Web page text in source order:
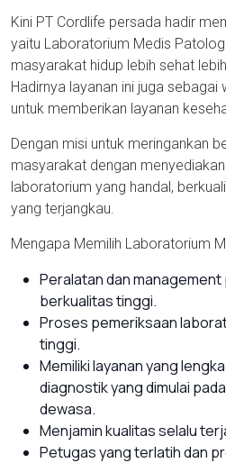
Kini PT Cordlife persada hadir
yaitu Laboratorium Medis
masyarakat hidup lebih sehat
Hadirnya layanan ini juga
untuk memberikan layanan
Dengan misi untuk meringankan
masyarakat dengan
laboratorium yang handal,
yang terjangkau.
Mengapa Memilih Laboratorium
Peralatan dan
berkualitas tinggi.
Proses pemeriksaan
tinggi.
Memiliki layanan yang
diagnostik yang dimulai
dewasa.
Menjamin kualitas selalu
Petugas yang terlatih dan